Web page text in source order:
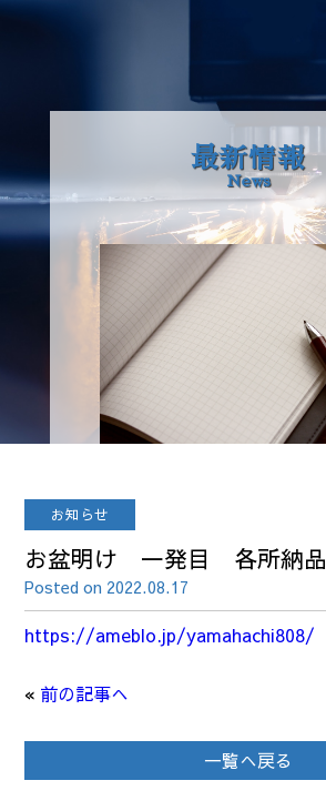
最新情報
News
お知らせ
お盆明け 一発目 各所納品
Posted on 2022.08.17
https://ameblo.jp/yamahachi808/
« 前の記事へ
一覧へ戻る